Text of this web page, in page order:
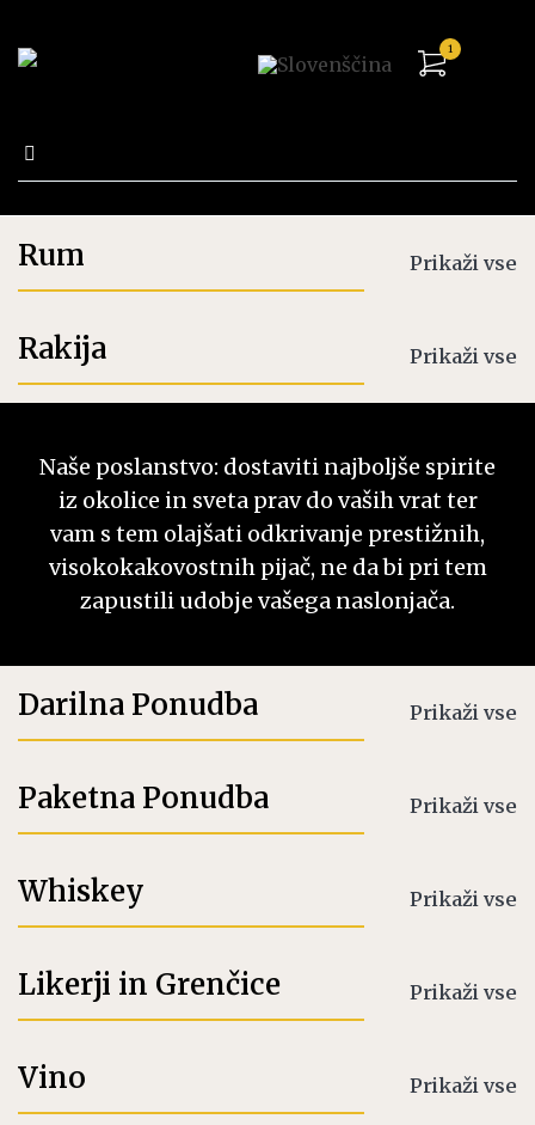
1
Rum Prikaži vse
Rakija Prikaži vse
Naše poslanstvo: dostaviti najboljše spirite
iz okolice in sveta prav do vaših vrat ter
vam s tem olajšati odkrivanje prestižnih,
visokokakovostnih pijač, ne da bi pri tem
zapustili udobje vašega naslonjača.
Darilna Ponudba Prikaži vse
Paketna Ponudba Prikaži vse
Whiskey Prikaži vse
Likerji in Grenčice Prikaži vse
Vino Prikaži vse